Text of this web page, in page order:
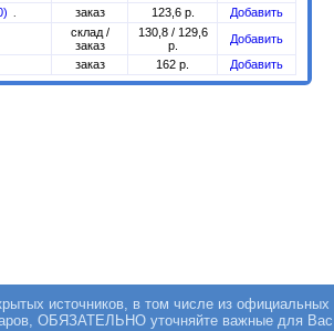
заказ 123,6 р.
Добавить
склад /
заказ
130,8 / 129,6
р.
Добавить
заказ 162 р. Добавить
источников, в том числе из
ОБЯЗАТЕЛЬНО уточняйте важные для